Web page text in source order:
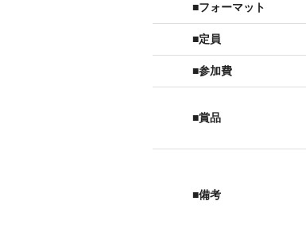
■フォーマット
■定員
■参加費
■賞品
■備考